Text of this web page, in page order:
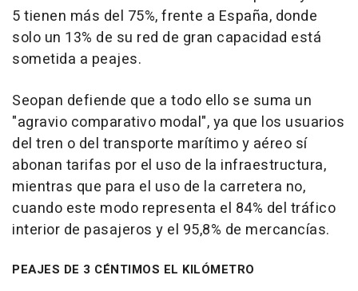
5 tienen más del 75%, frente a España, donde
solo un 13% de su red de gran capacidad está
sometida a peajes.
Seopan defiende que a todo ello se suma un
"agravio comparativo modal", ya que los usuarios
del tren o del transporte marítimo y aéreo sí
abonan tarifas por el uso de la infraestructura,
mientras que para el uso de la carretera no,
cuando este modo representa el 84% del tráfico
interior de pasajeros y el 95,8% de mercancías.
PEAJES DE 3 CÉNTIMOS EL KILÓMETRO